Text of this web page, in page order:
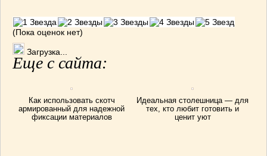
(Пока оценок нет)
Загрузка...
Еще с сайта:
Как использовать скотч
армированный для надежной
фиксации материалов
Идеальная столешница — для
тех, кто любит готовить и
ценит уют